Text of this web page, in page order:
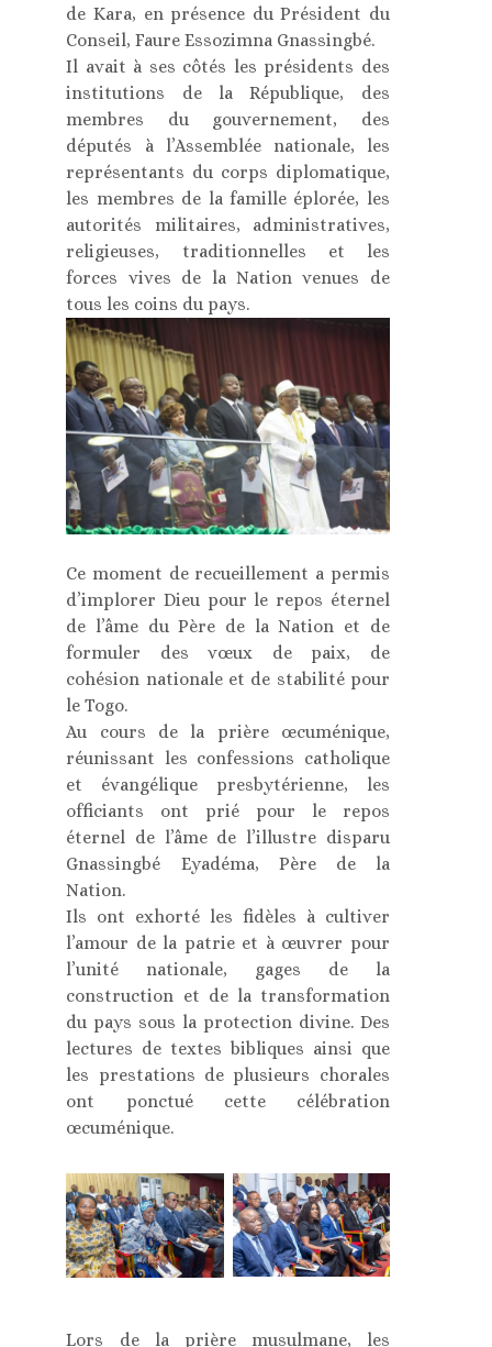
de Kara, en présence du Président du
Conseil, Faure Essozimna Gnassingbé.
Il avait à ses côtés les présidents des
institutions de la République, des
membres du gouvernement, des
députés à l’Assemblée nationale, les
représentants du corps diplomatique,
les membres de la famille éplorée, les
autorités militaires, administratives,
religieuses, traditionnelles et les
forces vives de la Nation venues de
tous les coins du pays.
Ce moment de recueillement a permis
d’implorer Dieu pour le repos éternel
de l’âme du Père de la Nation et de
formuler des vœux de paix, de
cohésion nationale et de stabilité pour
le Togo.
Au cours de la prière œcuménique,
réunissant les confessions catholique
et évangélique presbytérienne, les
officiants ont prié pour le repos
éternel de l’âme de l’illustre disparu
Gnassingbé Eyadéma, Père de la
Nation.
Ils ont exhorté les fidèles à cultiver
l’amour de la patrie et à œuvrer pour
l’unité nationale, gages de la
construction et de la transformation
du pays sous la protection divine. Des
lectures de textes bibliques ainsi que
les prestations de plusieurs chorales
ont ponctué cette célébration
œcuménique.
Lors de la prière musulmane, les